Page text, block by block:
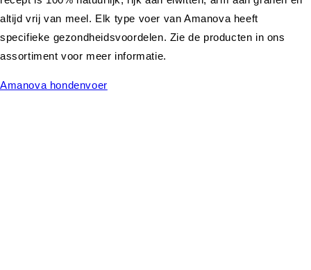
altijd vrij van meel. Elk type voer van Amanova heeft
specifieke gezondheidsvoordelen. Zie de producten in ons
assortiment voor meer informatie.
Amanova hondenvoer